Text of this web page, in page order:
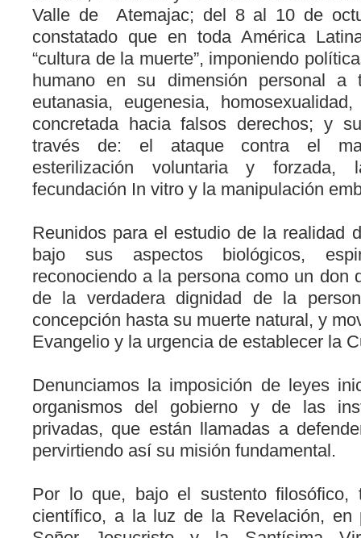
Valle de Atemajac; del 8 al 10 de
constatado que en toda América
“cultura de la muerte”, imponiendo
humano en su dimensión personal a
eutanasia, eugenesia,
concretada hacia falsos derechos; y
través de: el ataque contra el
esterilización voluntaria y forzada,
fecundación In vitro y la manipulación
Reunidos para el estudio de la realidad
bajo sus aspectos biológicos,
reconociendo a la persona como un don
de la verdadera dignidad de la
concepción hasta su muerte natural, y
Evangelio y la urgencia de establecer la
Denunciamos la imposición de leyes
organismos del gobierno y de las
privadas, que están llamadas a
pervirtiendo así su misión fundamental.
Por lo que, bajo el sustento filosófico,
científico, a la luz de la Revelación, en